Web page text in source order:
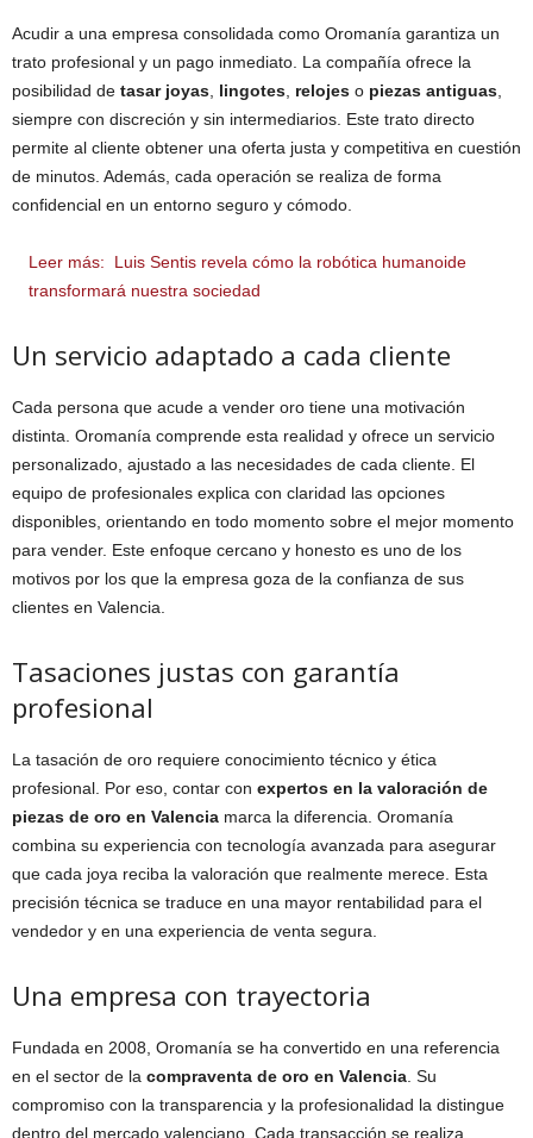
Acudir a una empresa consolidada como Oromanía garantiza un
trato profesional y un pago inmediato. La compañía ofrece la
posibilidad de tasar joyas lingotes relojes o piezas antiguas
siempre con discreción y sin intermediarios. Este trato directo
permite al cliente obtener una oferta justa y competitiva en cuestión
de minutos. Además, cada operación se realiza de forma
confidencial en un entorno seguro y cómodo.
Leer más:
Luis Sentis revela cómo la robótica humanoide
transformará nuestra sociedad
Un servicio adaptado a cada cliente
Cada persona que acude a vender oro tiene una motivación
distinta. Oromanía comprende esta realidad y ofrece un servicio
personalizado, ajustado a las necesidades de cada cliente. El
equipo de profesionales explica con claridad las opciones
disponibles, orientando en todo momento sobre el mejor momento
para vender. Este enfoque cercano y honesto es uno de los
motivos por los que la empresa goza de la confianza de sus
clientes en Valencia.
Tasaciones justas con garantía
profesional
La tasación de oro requiere conocimiento técnico y ética
profesional. Por eso, contar con expertos en la valoración de
piezas de oro en Valencia marca la diferencia. Oromanía
combina su experiencia con tecnología avanzada para asegurar
que cada joya reciba la valoración que realmente merece. Esta
precisión técnica se traduce en una mayor rentabilidad para el
vendedor y en una experiencia de venta segura.
Una empresa con trayectoria
Fundada en 2008, Oromanía se ha convertido en una referencia
en el sector de la compraventa de oro en Valencia . Su
compromiso con la transparencia y la profesionalidad la distingue
dentro del mercado valenciano. Cada transacción se realiza